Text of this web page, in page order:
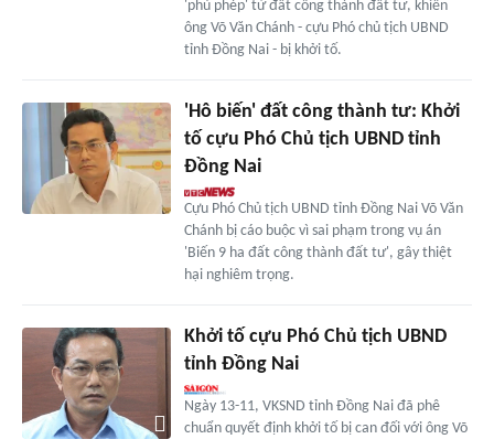
'phù phép' từ đất công thành đất tư, khiến
ông Võ Văn Chánh - cựu Phó chủ tịch UBND
tỉnh Đồng Nai - bị khởi tố.
'Hô biến' đất công thành tư: Khởi
tố cựu Phó Chủ tịch UBND tỉnh
Đồng Nai
Cựu Phó Chủ tịch UBND tỉnh Đồng Nai Võ Văn
Chánh bị cáo buộc vì sai phạm trong vụ án
'Biến 9 ha đất công thành đất tư', gây thiệt
hại nghiêm trọng.
Khởi tố cựu Phó Chủ tịch UBND
tỉnh Đồng Nai
Ngày 13-11, VKSND tỉnh Đồng Nai đã phê
chuẩn quyết định khởi tố bị can đối với ông Võ